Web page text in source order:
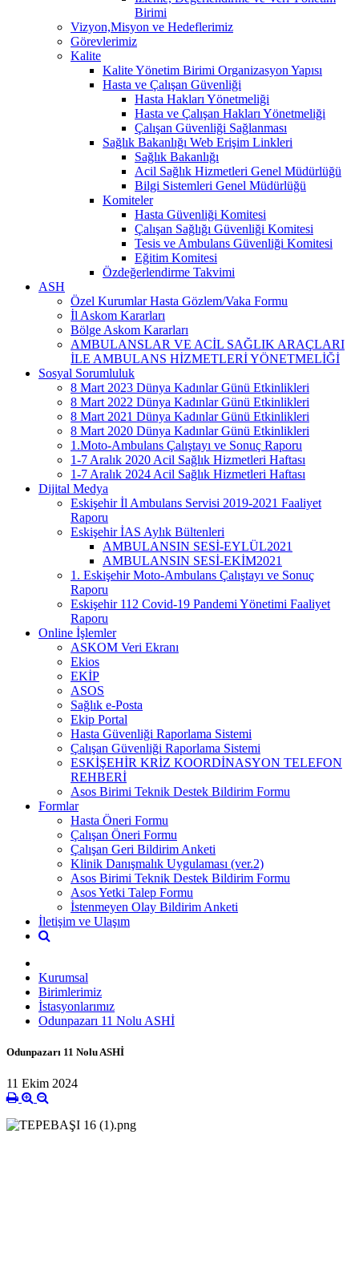
Birimi
Vizyon,Misyon ve Hedeflerimiz
Görevlerimiz
Kalite
Kalite Yönetim Birimi Organizasyon Yapısı
Hasta ve Çalışan Güvenliği
Hasta Hakları Yönetmeliği
Hasta ve Çalışan Hakları Yönetmeliği
Çalışan Güvenliği Sağlanması
Sağlık Bakanlığı Web Erişim Linkleri
Sağlık Bakanlığı
Acil Sağlık Hizmetleri Genel Müdürlüğü
Bilgi Sistemleri Genel Müdürlüğü
Komiteler
Hasta Güvenliği Komitesi
Çalışan Sağlığı Güvenliği Komitesi
Tesis ve Ambulans Güvenliği Komitesi
Eğitim Komitesi
Özdeğerlendirme Takvimi
ASH
Özel Kurumlar Hasta Gözlem/Vaka Formu
İl Askom Kararları
Bölge Askom Kararları
AMBULANSLAR VE ACİL SAĞLIK ARAÇLARI
İLE AMBULANS HİZMETLERİ YÖNETMELİĞİ
Sosyal Sorumluluk
8 Mart 2023 Dünya Kadınlar Günü Etkinlikleri
8 Mart 2022 Dünya Kadınlar Günü Etkinlikleri
8 Mart 2021 Dünya Kadınlar Günü Etkinlikleri
8 Mart 2020 Dünya Kadınlar Günü Etkinlikleri
1.Moto-Ambulans Çalıştayı ve Sonuç Raporu
1-7 Aralık 2020 Acil Sağlık Hizmetleri Haftası
1-7 Aralık 2024 Acil Sağlık Hizmetleri Haftası
Dijital Medya
Eskişehir İl Ambulans Servisi 2019-2021 Faaliyet
Raporu
Eskişehir İAS Aylık Bültenleri
AMBULANSIN SESİ-EYLÜL2021
AMBULANSIN SESİ-EKİM2021
1. Eskişehir Moto-Ambulans Çalıştayı ve Sonuç
Raporu
Eskişehir 112 Covid-19 Pandemi Yönetimi Faaliyet
Raporu
Online İşlemler
ASKOM Veri Ekranı
Ekios
EKİP
ASOS
Sağlık e-Posta
Ekip Portal
Hasta Güvenliği Raporlama Sistemi
Çalışan Güvenliği Raporlama Sistemi
ESKİŞEHİR KRİZ KOORDİNASYON TELEFON
REHBERİ
Asos Birimi Teknik Destek Bildirim Formu
Formlar
Hasta Öneri Formu
Çalışan Öneri Formu
Çalışan Geri Bildirim Anketi
Klinik Danışmalık Uygulaması (ver.2)
Asos Birimi Teknik Destek Bildirim Formu
Asos Yetki Talep Formu
İstenmeyen Olay Bildirim Anketi
İletişim ve Ulaşım
Kurumsal
Birimlerimiz
İstasyonlarımız
Odunpazarı 11 Nolu ASHİ
Odunpazarı 11 Nolu ASHİ
11 Ekim 2024